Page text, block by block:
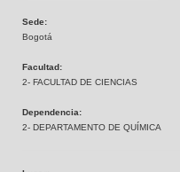
Sede:
Bogotá
Facultad:
2- FACULTAD DE CIENCIAS
Dependencia:
2- DEPARTAMENTO DE QUÍMICA